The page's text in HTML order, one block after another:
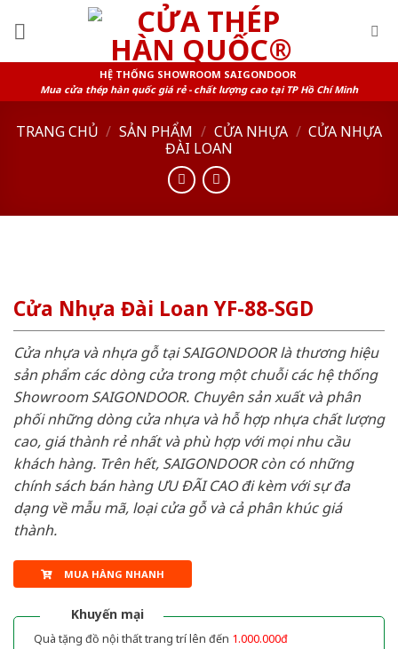
HỆ THỐNG SHOWROOM SAIGONDOOR
Mua cửa thép hàn quốc giá rẻ - chất lượng cao tại TP Hồ Chí Minh
TRANG CHỦ / SẢN PHẨM / CỬA NHỰA / CỬA NHỰA
ĐÀI LOAN
Cửa Nhựa Đài Loan YF-88-SGD
Cửa nhựa và nhựa gỗ tại SAIGONDOOR là thương hiệu
sản phẩm các dòng cửa trong một chuỗi các hệ thống
Showroom SAIGONDOOR. Chuyên sản xuất và phân
phối những dòng cửa nhựa và hỗ hợp nhựa chất lượng
cao, giá thành rẻ nhất và phù hợp với mọi nhu cầu
khách hàng. Trên hết, SAIGONDOOR còn có những
chính sách bán hàng ƯU ĐÃI CAO đi kèm với sự đa
dạng về mẫu mã, loại cửa gỗ và cả phân khúc giá
thành.
MUA HÀNG NHANH
Khuyến mại
Quà tặng đồ nội thất trang trí lên đến 1.000.000đ